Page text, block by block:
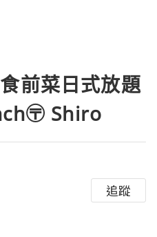
前菜日式放題
〶 Shiro
追蹤